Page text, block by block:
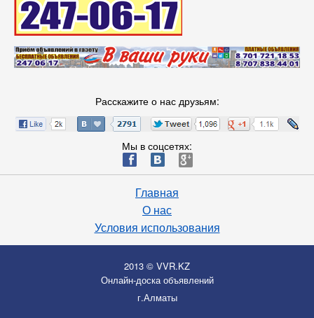
Расскажите о нас друзьям:
Мы в соцсетях:
ä æ è
Главная
О нас
Условия использования
2013 © VVR.KZ
Онлайн-доска объявлений
г.Алматы